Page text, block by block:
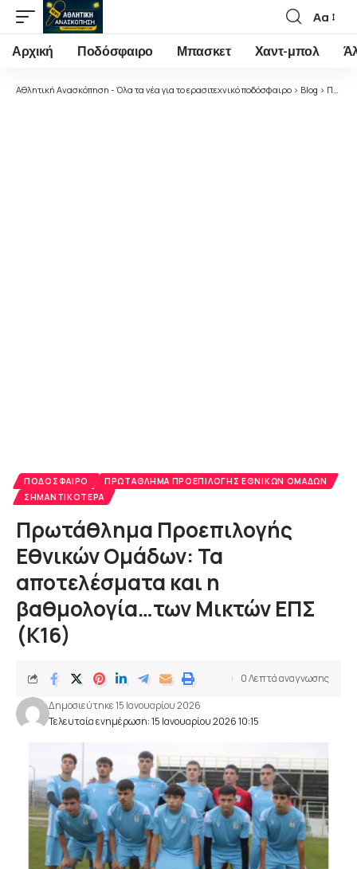
Font
Resizer
Αα
Αρχική Ποδόσφαιρο Μπασκετ Χαντ-μπολ
Αθλητική Ανασκόπηση - Όλα τα νέα για το ερασιτεχνικό ποδόσφαιρο > Blog > Ποδόσφαιρο
ΠΟΔΌΣΦΑΙΡΟ
ΠΡΩΤΆΘΛΗΜΑ ΠΡΟΕΠΙΛΟΓΉΣ ΕΘΝΙΚΏΝ ΟΜΆΔΩΝ
ΣΗΜΑΝΤΙΚΌΤΕΡΑ
Πρωτάθλημα Προεπιλογής
Εθνικών Ομάδων: Τα
αποτελέσματα και η
βαθμολογία…των Μικτών ΕΠΣ
(Κ16)
Τελευταία ενημέρωση: 15 Ιανουαρίου 2026 10:15
Δημοσιεύτηκε 15 Ιανουαρίου 2026
0 Λεπτά αναγνωσης